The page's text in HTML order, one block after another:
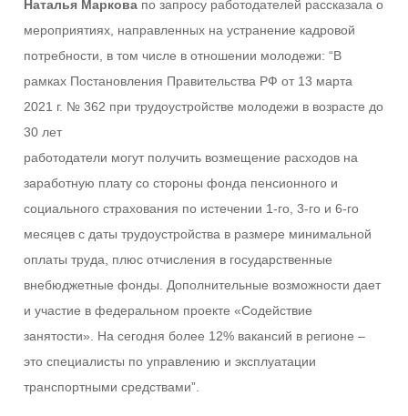
Наталья Маркова по запросу работодателей рассказала о
мероприятиях, направленных на устранение кадровой
потребности, в том числе в отношении молодежи: “В
рамках Постановления Правительства РФ от 13 марта
2021 г. № 362 при трудоустройстве молодежи в возрасте до
30 лет
работодатели могут получить возмещение расходов на
заработную плату со стороны фонда пенсионного и
социального страхования по истечении 1-го, 3-го и 6-го
месяцев с даты трудоустройства в размере минимальной
оплаты труда, плюс отчисления в государственные
внебюджетные фонды. Дополнительные возможности дает
и участие в федеральном проекте «Содействие
занятости». На сегодня более 12% вакансий в регионе –
это специалисты по управлению и эксплуатации
транспортными средствами”.